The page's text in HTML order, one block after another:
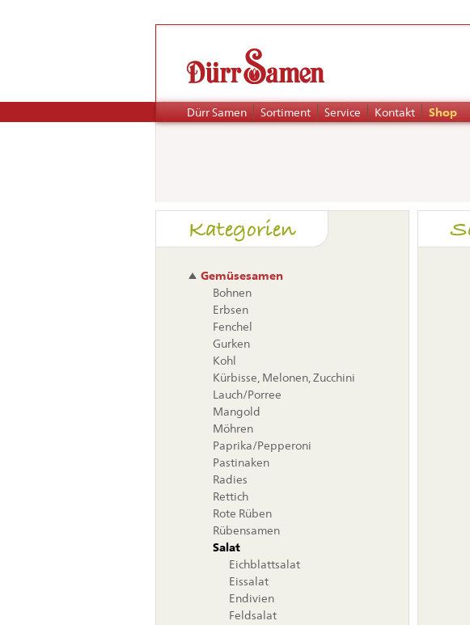
Navigation
überspringen
Dürr Samen Sortiment Service Kontakt Shop
Kategorien
Gemüsesamen
Bohnen
Erbsen
Fenchel
Gurken
Kohl
Kürbisse, Melonen, Zucchini
Lauch/Porree
Mangold
Möhren
Paprika/Pepperoni
Pastinaken
Radies
Rettich
Rote Rüben
Rübensamen
Salat
Eichblattsalat
Eissalat
Endivien
Feldsalat